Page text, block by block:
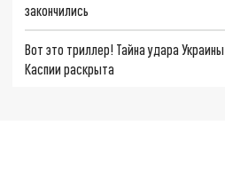
закончились
Вот это триллер! Тайна удара
Каспии раскрыта